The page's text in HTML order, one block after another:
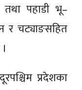
तथा पहाडी भू–
र चट्याङसहित
प्रदेशका